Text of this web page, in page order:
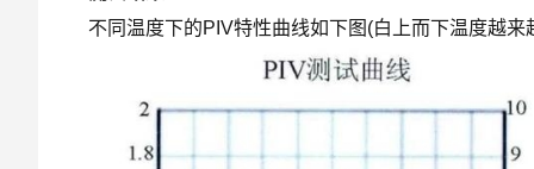
不同温度下的PIV特性曲线如下图(白上而下温度越来